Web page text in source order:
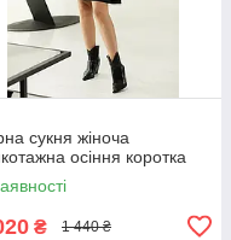
сукня жіноча
осіння коротка
₴ 1 440 ₴